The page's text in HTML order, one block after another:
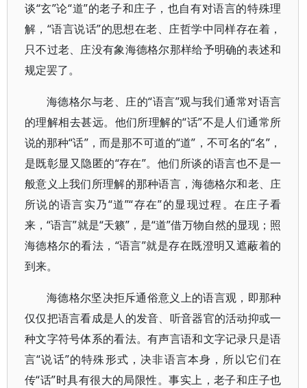
谈“玄”论“道”的老子和庄子，也自有对语言的特殊理
解，“语言说话”的思想在老、庄哲学中同样存在着，
只不过老、庄没有象海德格尔那样给予明确的表述和
规定罢了。
海德格尔与老、庄的“语言”观与我们通常对语言
的理解相去甚远。他们所理解的“话”不是人们通常所
说的那种“话”，而是那不可道的“道”，不可名的“名”，
是既彰显又隐匿的“存在”。他们所谈的语言也不是一
般意义上我们所理解的那种语言，海德格尔和老、庄
所说的语言实乃“道”“存在”的显现过程。在庄子看
来，“语言”就是“天籁”，是“道”借万物自然的显现；照
海德格尔的看法，“语言”就是存在既澄明又遮蔽着的
到来。
海德格尔坚决拒斥通俗意义上的语言观，即那种
仅仅把语言看成是人的发音、听音器官的活动抑或一
种文字符号体系的看法。有声言语和文字记录只是语
言“说话”的特殊形式，决非语言本身，所以它们在
传“话”时具有很大的局限性。事实上，老子和庄子也